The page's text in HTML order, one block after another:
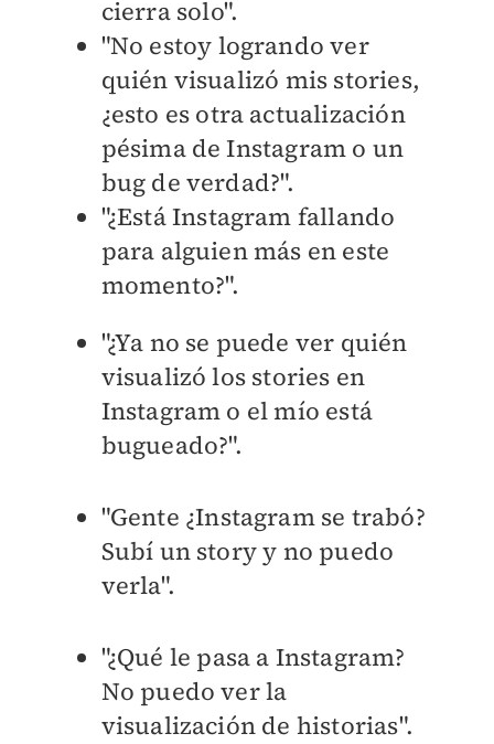
cierra solo".
"No estoy logrando ver
quién visualizó mis stories,
¿esto es otra actualización
pésima de Instagram o un
bug de verdad?".
"¿Está Instagram fallando
para alguien más en este
momento?".
"¿Ya no se puede ver quién
visualizó los stories en
Instagram o el mío está
bugueado?".
"Gente ¿Instagram se trabó?
Subí un story y no puedo
verla".
"¿Qué le pasa a Instagram?
No puedo ver la
visualización de historias".